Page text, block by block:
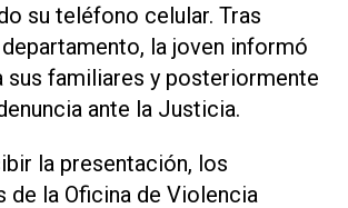
su teléfono celular. Tras
la joven informó
sus familiares y posteriormente
ante la Justicia.
la presentación, los
de la Oficina de Violencia